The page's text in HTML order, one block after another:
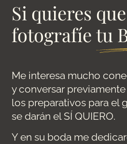
Si quieres que
fotografíetu
Me interesa mucho
y conversar
los preparativos para el
se darán el SÍ QUIERO.
Y en su boda me